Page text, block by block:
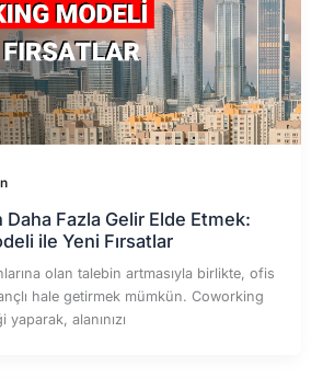
Daha Fazla Gelir Elde Etmek:
ile Yeni Fırsatlar
olan talebin artmasıyla birlikte, ofis
hale getirmek mümkün. Coworking
alanınızı